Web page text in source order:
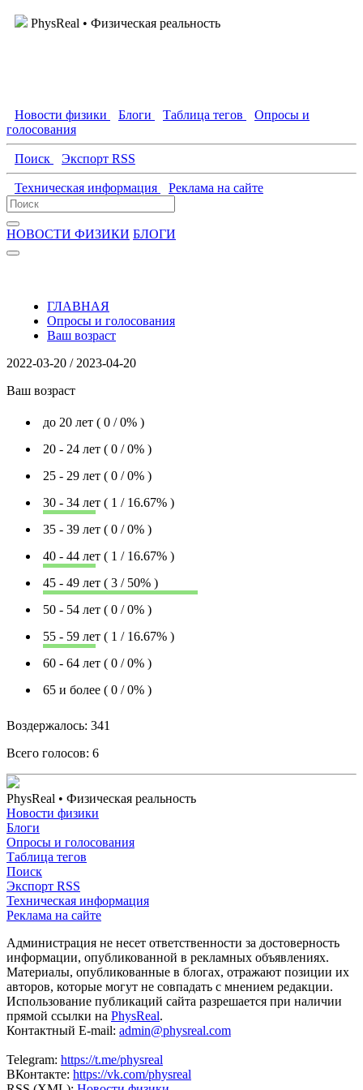
PhysReal • Физическая реальность
Новости физики Блоги Таблица тегов
Опросы и
голосования
Поиск Экспорт RSS
Техническая информация Реклама на сайте
НОВОСТИ ФИЗИКИ БЛОГИ
ГЛАВНАЯ
Опросы и голосования
Ваш возраст
2022-03-20 / 2023-04-20
Ваш возраст
до 20 лет ( 0 / 0% )
20 - 24 лет ( 0 / 0% )
25 - 29 лет ( 0 / 0% )
30 - 34 лет ( 1 / 16.67% )
35 - 39 лет ( 0 / 0% )
40 - 44 лет ( 1 / 16.67% )
45 - 49 лет ( 3 / 50% )
50 - 54 лет ( 0 / 0% )
55 - 59 лет ( 1 / 16.67% )
60 - 64 лет ( 0 / 0% )
65 и более ( 0 / 0% )
Воздержалось: 341
Всего голосов: 6
PhysReal • Физическая реальность
Новости физики
Блоги
Опросы и голосования
Таблица тегов
Поиск
Экспорт RSS
Техническая информация
Реклама на сайте
Администрация не несет ответственности за достоверность
информации, опубликованной в рекламных объявлениях.
Материалы, опубликованные в блогах, отражают позиции их
авторов, которые могут не совпадать с мнением редакции.
Использование публикаций сайта разрешается при наличии
прямой ссылки на PhysReal.
Контактный E-mail: admin@physreal.com
Telegram: https://t.me/physreal
ВКонтакте: https://vk.com/physreal